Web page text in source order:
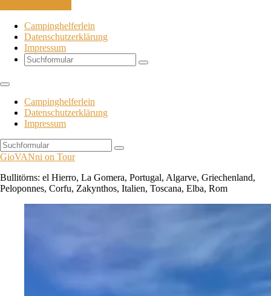
Campinghelferlein
Datenschutzerklärung
Impressum
Search
Campinghelferlein
Datenschutzerklärung
Impressum
Search
GioVANni on Tour
Bullitörns: el Hierro, La Gomera, Portugal, Algarve, Griechenland,
Peloponnes, Corfu, Zakynthos, Italien, Toscana, Elba, Rom